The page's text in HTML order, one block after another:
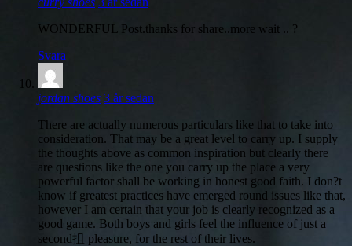
WONDERFUL Post.thanks for share..more wait .. ?
Svara
jordan shoes säger:
3 år sedan
There are actually numerous particulars like that to take into
consideration. That may be a great level to carry up. I supply
the thoughts above as common inspiration but clearly there
are questions like the one you carry up the place a very
powerful factor shall be working in honest good faith. I don?t
know if greatest practices have emerged round issues like that,
however I am certain that your job is clearly recognized as a
good game. Both boys and girls feel the influence of just a
second抯 pleasure, for the rest of their lives.